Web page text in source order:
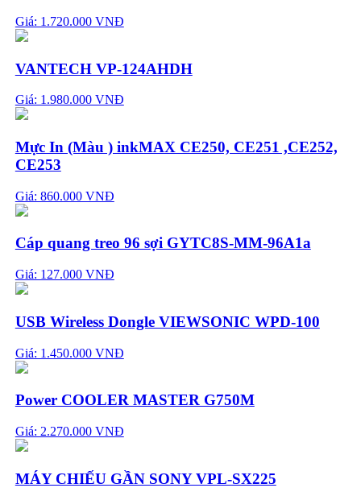
Giá: 1.720.000 VNĐ
VANTECH VP-124AHDH
Giá: 1.980.000 VNĐ
Mực In (Màu ) inkMAX CE250, CE251 ,CE252,
CE253
Giá: 860.000 VNĐ
Cáp quang treo 96 sợi GYTC8S-MM-96A1a
Giá: 127.000 VNĐ
USB Wireless Dongle VIEWSONIC WPD-100
Giá: 1.450.000 VNĐ
Power COOLER MASTER G750M
Giá: 2.270.000 VNĐ
MÁY CHIẾU GẦN SONY VPL-SX225